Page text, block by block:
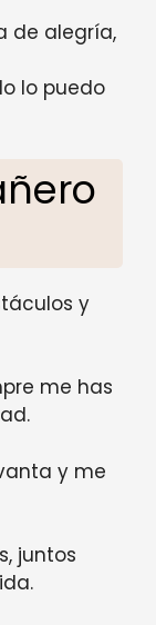
de alegría,
lo puedo
y
me has
y me
juntos